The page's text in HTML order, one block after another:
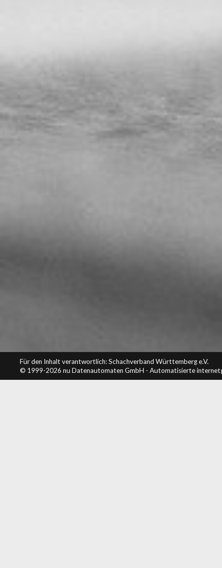
Für den Inhalt verantwortlich: Schachverband Württemberg e.V.
© 1999-2026 nu Datenautomaten GmbH - Automatisierte